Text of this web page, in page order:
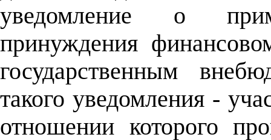
уведомление о
принуждения
государственным
такого уведомления -
отношении которого